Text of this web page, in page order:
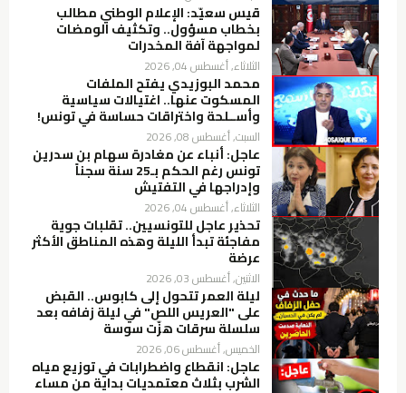
قيس سعيّد: الإعلام الوطني مطالب
بخطاب مسؤول.. وتكثيف الومضات
لمواجهة آفة المخدرات
الثلاثاء, أغسطس 04, 2026
محمد البوزيدي يفتح الملفات
المسكوت عنها.. اغتيالات سياسية
وأســلحة واختراقات حساسة في تونس!
السبت, أغسطس 08, 2026
عاجل: أنباء عن مغادرة سهام بن سدرين
تونس رغم الحكم بـ25 سنة سجناً
وإدراجها في التفتيش
الثلاثاء, أغسطس 04, 2026
تحذير عاجل للتونسيين.. تقلبات جوية
مفاجئة تبدأ الليلة وهذه المناطق الأكثر
عرضة
الاثنين, أغسطس 03, 2026
ليلة العمر تتحول إلى كابوس.. القبض
على "العريس اللص" في ليلة زفافه بعد
سلسلة سرقات هزّت سوسة
الخميس, أغسطس 06, 2026
عاجل: انقطاع واضطرابات في توزيع مياه
الشرب بثلاث معتمديات بداية من مساء